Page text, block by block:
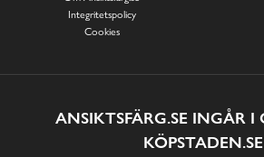
Integritetspolicy
Cookies
ANSIKTSFÄRG.SE INGÅR I
KÖPSTADEN.SE